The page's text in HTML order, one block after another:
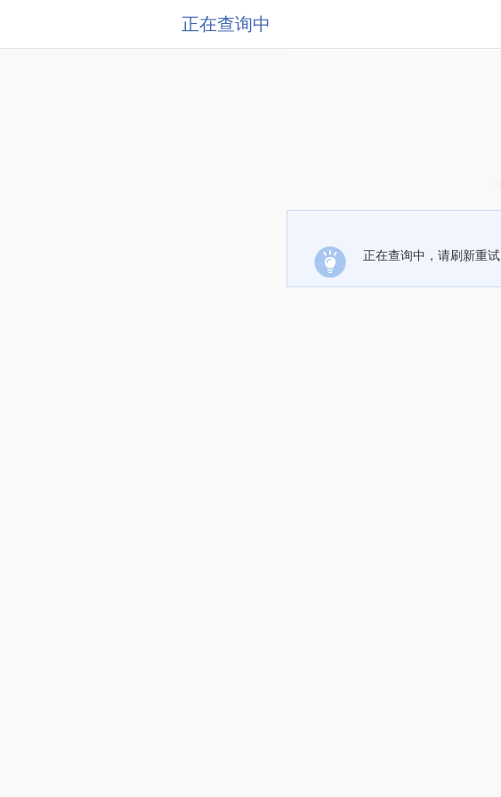
正在查询中
正在查询中，请刷新重试